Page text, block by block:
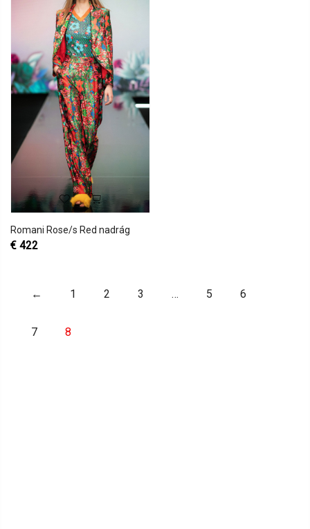
Romani Rose/s Red nadrág
€ 422
← 1 2 3 … 5 6
7 8